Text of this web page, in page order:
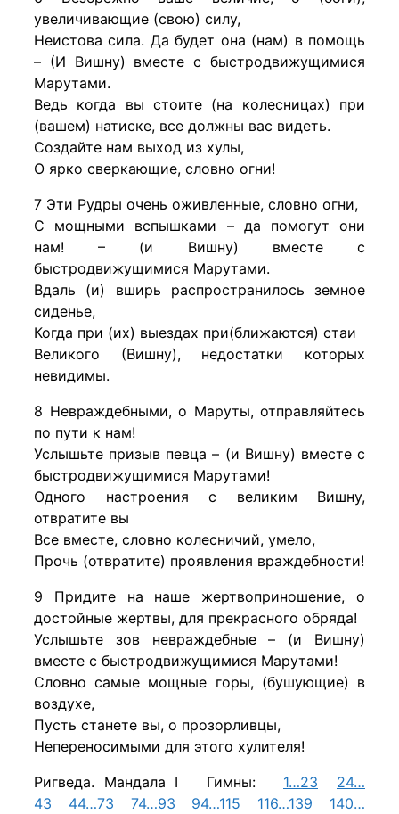
увеличивающие (свою) силу,
Неистова сила. Да будет она (нам) в помощь
– (И Вишну) вместе с быстродвижущимися
Марутами.
Ведь когда вы стоите (на колесницах) при
(вашем) натиске, все должны вас видеть.
Создайте нам выход из хулы,
О ярко сверкающие, словно огни!
7 Эти Рудры очень оживленные, словно огни,
С мощными вспышками – да помогут они
нам! – (и Вишну) вместе с
быстродвижущимися Марутами.
Вдаль (и) вширь распространилось земное
сиденье,
Когда при (их) выездах при(ближаются) стаи
Великого (Вишну), недостатки которых
невидимы.
8 Невраждебными, о Маруты, отправляйтесь
по пути к нам!
Услышьте призыв певца – (и Вишну) вместе с
быстродвижущимися Марутами!
Одного настроения с великим Вишну,
отвратите вы
Все вместе, словно колесничий, умело,
Прочь (отвратите) проявления враждебности!
9 Придите на наше жертвоприношение, о
достойные жертвы, для прекрасного обряда!
Услышьте зов невраждебные – (и Вишну)
вместе с быстродвижущимися Марутами!
Словно самые мощные горы, (бушующие) в
воздухе,
Пусть станете вы, о прозорливцы,
Непереносимыми для этого хулителя!
Ригведа. Мандала I Гимны: 1…23
24…
43
44…73 74…93 94…115 116…139
140…